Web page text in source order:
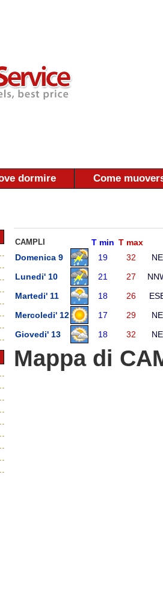
dormire Come
CAMPLI T min T max
Domenica 9
19 32
NE
Lunedi' 10
21 27
Martedi' 11
18 26
Mercoledi' 12
17 29
NE
Giovedi' 13
18 32 NE
Mappa di